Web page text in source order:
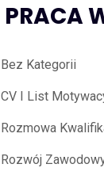
PRACA
Bez Kategorii
CV I List
Rozmowa
Rozwój